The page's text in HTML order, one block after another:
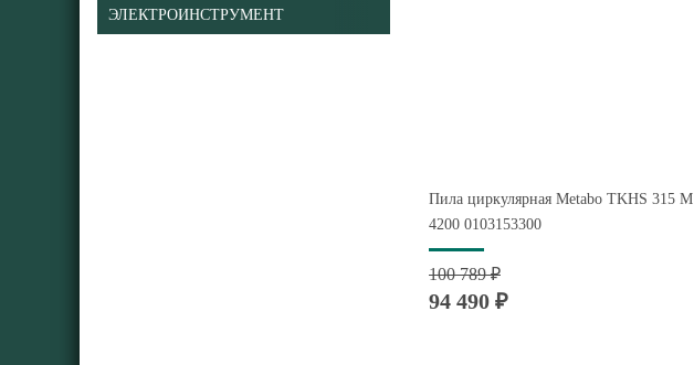
ЭЛЕКТРОИНСТРУМЕНТ
Пила циркулярная Metabo TKHS 315 M
4200 0103153300
100 789 ₽
94 490 ₽